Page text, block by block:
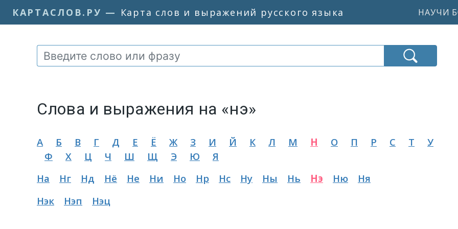
КАРТАСЛОВ.РУ — Карта слов и выражений русского языка НАУЧИ
Слова и выражения на «нэ»
А Б В Г Д Е Ё Ж З И Й К Л М Н О П Р С Т
У
Ф
Х Ц Ч Ш Щ Э Ю
Я
На
Нг Нд Нё Не Ни Но Нр Нс Ну Ны Нь Нэ Ню
Ня
Нэк
Нэп Нэц